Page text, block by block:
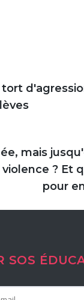
tort
mais
? Et
pour
SOS